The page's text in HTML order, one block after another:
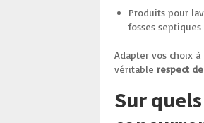
Produits pour
fosses septiques
Adapter vos choix
véritable respect
Sur